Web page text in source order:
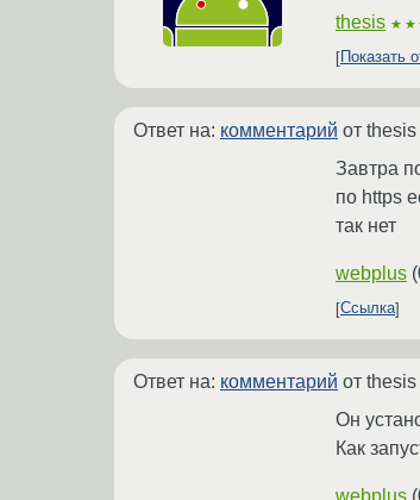
thesis
Показать
Ответ на: комментарий от thesis
Завтра
по https
так нет
webplus (
Ссылка
Ответ на: комментарий от thesis
Он
Как
webplus (